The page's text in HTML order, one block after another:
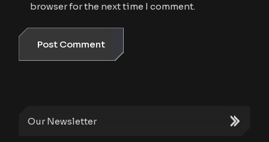
browser for the next time I comment.
Post Comment